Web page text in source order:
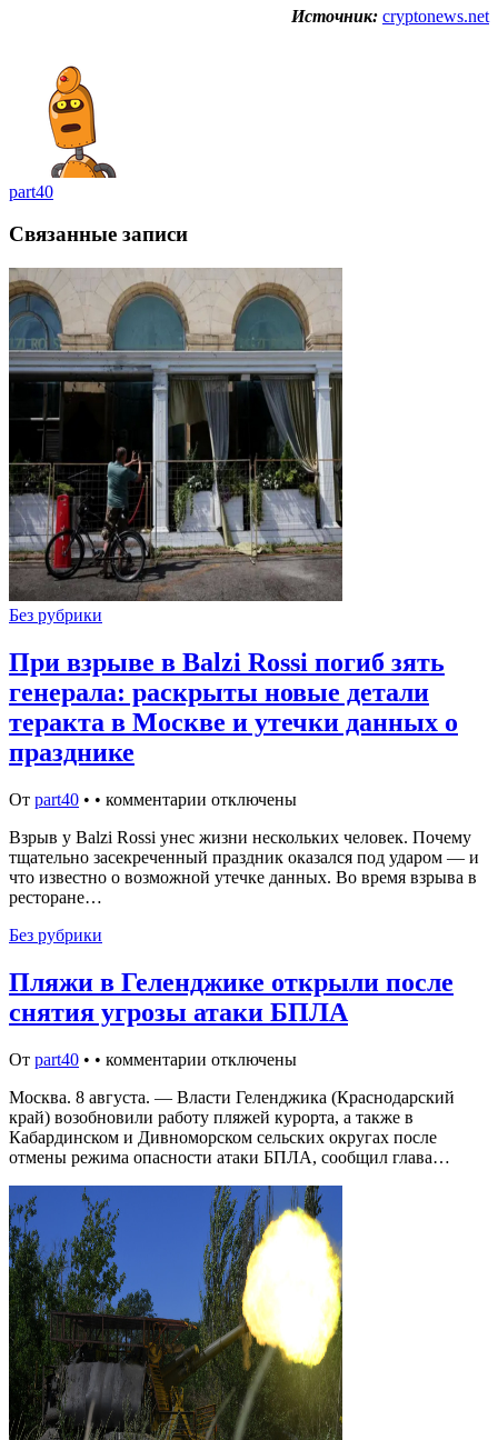
Источник: cryptonews.net
part40
Связанные записи
Без рубрики
При взрыве в Balzi Rossi погиб зять
генерала: раскрыты новые детали
теракта в Москве и утечки данных о
празднике
От part40 • • комментарии отключены
Взрыв у Balzi Rossi унес жизни нескольких человек. Почему
тщательно засекреченный праздник оказался под ударом — и
что известно о возможной утечке данных. Во время взрыва в
ресторане…
Без рубрики
Пляжи в Геленджике открыли после
снятия угрозы атаки БПЛА
От part40 • • комментарии отключены
Москва. 8 августа. — Власти Геленджика (Краснодарский
край) возобновили работу пляжей курорта, а также в
Кабардинском и Дивноморском сельских округах после
отмены режима опасности атаки БПЛА, сообщил глава…